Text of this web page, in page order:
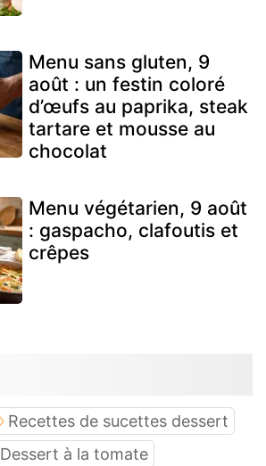
Menu sans gluten, 9
août : un festin coloré
d’œufs au paprika, steak
tartare et mousse au
chocolat
Menu végétarien, 9 août
: gaspacho, clafoutis et
crêpes
Recettes de sucettes dessert
Dessert à la tomate